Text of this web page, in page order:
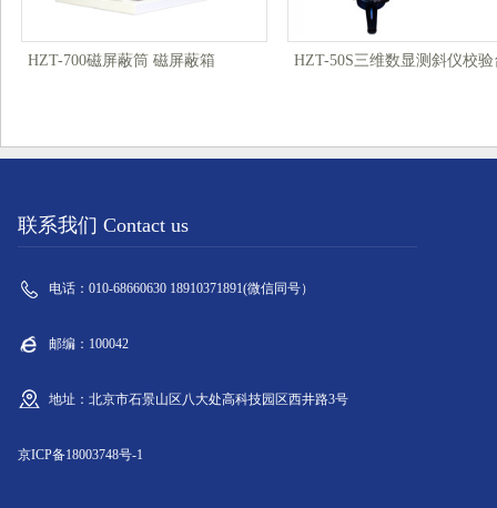
HZT-700磁屏蔽筒 磁屏蔽箱 HZT-50S三维数显测斜仪校验
联系我们 Contact us
电话：010-68660630 18910371891(微信同号）
邮编：100042
地址：北京市石景山区八大处高科技园区西井路3号
京ICP备18003748号-1